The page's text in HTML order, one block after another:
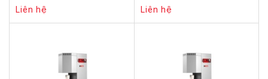
Liên hệ Liên hệ